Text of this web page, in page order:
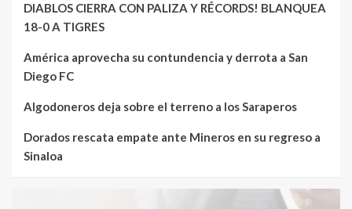
DIABLOS CIERRA CON PALIZA Y RÉCORDS! BLANQUEA
18-0 A TIGRES
América aprovecha su contundencia y derrota a San
Diego FC
Algodoneros deja sobre el terreno a los Saraperos
Dorados rescata empate ante Mineros en su regreso a
Sinaloa